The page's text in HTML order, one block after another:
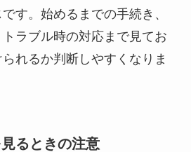
す。始めるまでの手続き、
ラブル時の対応まで見てお
れるか判断しやすくなりま
るときの注意